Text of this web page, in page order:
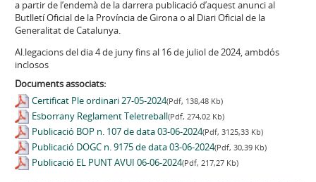
a partir de l’endemà de la darrera publicació d’aquest anunci al
Butlletí Oficial de la Província de Girona o al Diari Oficial de la
Generalitat de Catalunya.
Al.legacions del dia 4 de juny fins al 16 de juliol de 2024, ambdós
inclosos
Documents associats:
Certificat Ple ordinari 27-05-2024(Pdf, 138,48 Kb)
Esborrany Reglament Teletreball(Pdf, 274,02 Kb)
Publicació BOP n. 107 de data 03-06-2024(Pdf, 3125,33 Kb)
Publicació DOGC n. 9175 de data 03-06-2024(Pdf, 30,39 Kb)
Publicació EL PUNT AVUI 06-06-2024(Pdf, 217,27 Kb)